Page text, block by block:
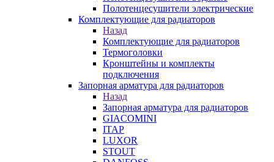
Полотенцесушители электрические
Комплектующие для радиаторов
Назад
Комплектующие для радиаторов
Термоголовки
Кронштейны и комплекты
подключения
Запорная арматура для радиаторов
Назад
Запорная арматура для радиаторов
GIACOMINI
ITAP
LUXOR
STOUT